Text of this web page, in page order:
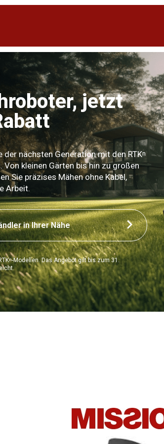
jetzt
der nächsten Generation mit den RTKn
Von kleinen Gärten bis hin zu großen
Sie präzises Mähen ohne Kabel,
Arbeit.
in Ihrer Nähe
n-Modellen. Das Angebot gilt bis zum 31.